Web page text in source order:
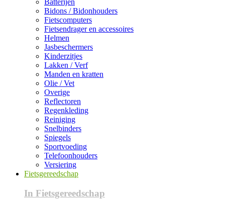
Bidons / Bidonhouders
Fietscomputers
Fietsendrager en accessoires
Helmen
Jasbeschermers
Kinderzitjes
Lakken / Verf
Manden en kratten
Olie / Vet
Overige
Reflectoren
Regenkleding
Reiniging
Snelbinders
Spiegels
Sportvoeding
Telefoonhouders
Versiering
Fietsgereedschap
In Fietsgereedschap